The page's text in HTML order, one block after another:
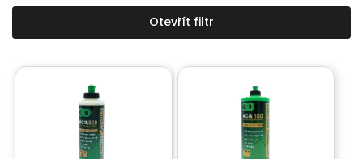
Nejlevnější
Nejdražší
Abecedně
Otevřít filtr